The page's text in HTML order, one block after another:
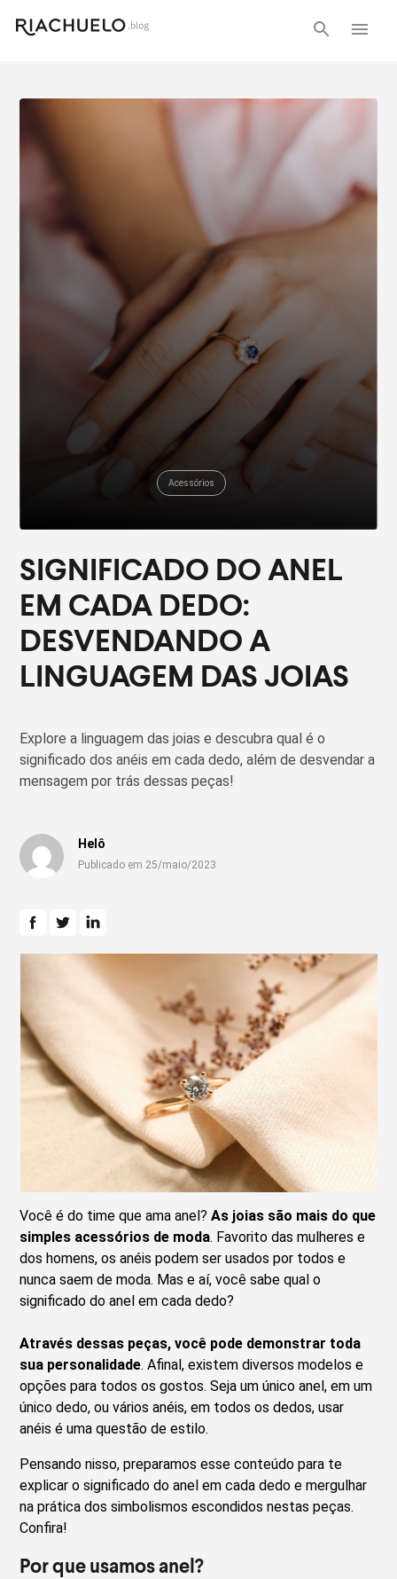
Acessórios
SIGNIFICADO DO ANEL
EM CADA DEDO:
DESVENDANDO A
LINGUAGEM DAS JOIAS
Explore a linguagem das joias e descubra qual é o
significado dos anéis em cada dedo, além de desvendar a
mensagem por trás dessas peças!
Helô
Publicado em 25/maio/2023
Você é do time que ama anel?As joias são mais do que
simples acessórios de moda. Favorito das mulheres e
dos homens, os anéis podem ser usados por todos e
nunca saem de moda. Mas e aí, você sabe qual o
significado do anel em cada dedo?
Através dessas peças, você pode demonstrar toda
sua personalidade. Afinal, existem diversos modelos e
opções para todos os gostos. Seja um único anel, em um
único dedo, ou vários anéis, em todos os dedos, usar
anéis é uma questão de estilo.
Pensando nisso, preparamos esse conteúdo para te
explicar o significado do anel em cada dedo e mergulhar
na prática dos simbolismos escondidos nestas peças.
Confira!
Por que usamos anel?